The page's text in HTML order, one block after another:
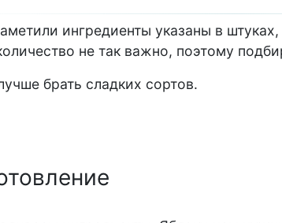
ингредиенты указаны в
не так важно, поэтому
брать сладких сортов.